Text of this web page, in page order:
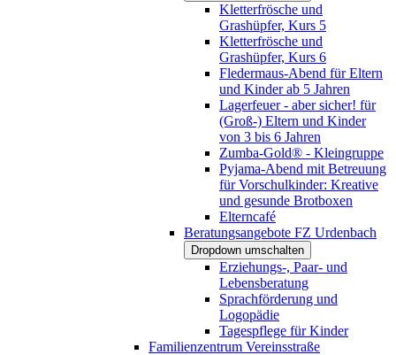
Kletterfrösche und
Grashüpfer, Kurs 5
Kletterfrösche und
Grashüpfer, Kurs 6
Fledermaus-Abend für Eltern
und Kinder ab 5 Jahren
Lagerfeuer - aber sicher! für
(Groß-) Eltern und Kinder
von 3 bis 6 Jahren
Zumba-Gold® - Kleingruppe
Pyjama-Abend mit Betreuung
für Vorschulkinder: Kreative
und gesunde Brotboxen
Elterncafé
Beratungsangebote FZ Urdenbach
Dropdown umschalten
Erziehungs-, Paar- und
Lebensberatung
Sprachförderung und
Logopädie
Tagespflege für Kinder
Familienzentrum Vereinsstraße